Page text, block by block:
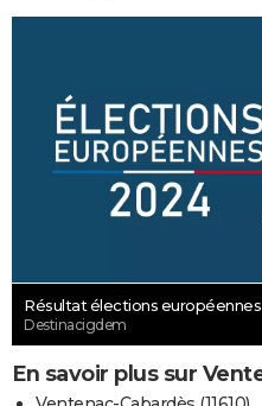
Résultat élections
Destinacigdem
En savoir plus sur